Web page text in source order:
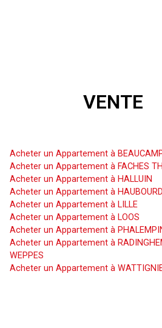
VENTE
Acheter un Appartement à
Acheter un Appartement à FACHES
Acheter un Appartement à HALLUIN
Acheter un Appartement à
Acheter un Appartement à LILLE
Acheter un Appartement à LOOS
Acheter un Appartement à
Acheter un Appartement à
WEPPES
Acheter un Appartement à